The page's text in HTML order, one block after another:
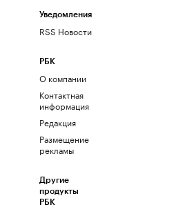
Уведомления
RSS Новости
РБК
О компании
Контактная
информация
Редакция
Размещение
рекламы
Другие
продукты
РБК